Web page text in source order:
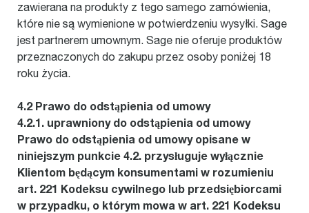
zawierana na produkty z tego samego zamówienia,
które nie są wymienione w potwierdzeniu wysyłki. Sage
jest partnerem umownym. Sage nie oferuje produktów
przeznaczonych do zakupu przez osoby poniżej 18
roku życia.
4.2 Prawo do odstąpienia od umowy
4.2.1. uprawniony do odstąpienia od umowy
Prawo do odstąpienia od umowy opisane w
niniejszym punkcie 4.2. przysługuje wyłącznie
Klientom będącym konsumentami w rozumieniu
art. 221 Kodeksu cywilnego lub przedsiębiorcami
w przypadku, o którym mowa w art. 221 Kodeksu